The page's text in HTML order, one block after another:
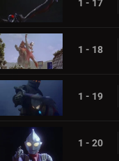
1 - 17
1 - 18
1 - 19
1 - 20